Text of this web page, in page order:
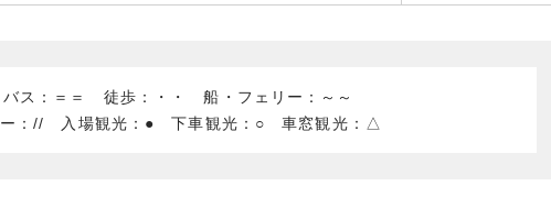
：＝＝ 徒歩：・・ 船・フェリー：～～
ー：// 入場観光：● 下車観光：○ 車窓観光：△